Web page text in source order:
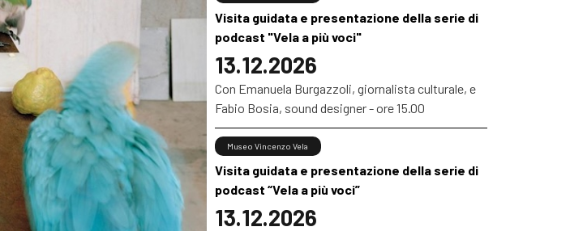
Visita guidata e presentazione della serie di
podcast "Vela a più voci"
13.12.2026
Con Emanuela Burgazzoli, giornalista culturale, e
Fabio Bosia, sound designer - ore 15.00
Visita guidata e presentazione della serie di
podcast “Vela a più voci”
13.12.2026
Museo Vincenzo Vela